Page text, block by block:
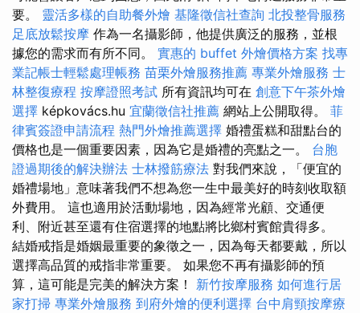
要。 靈活多樣的自助餐外燴 基隆徵信社查詢 北投整骨服務
足底放鬆按摩 作為一名攝影師，他提供廣泛的服務，並根
據您的需求而有所不同。 實惠的 buffet 外燴價格方案 找專
業記帳士輕鬆處理帳務 苗栗外燴服務推薦 專業外燴服務 士
林整復療程 按摩證照考試 所有資訊均可在 創意下午茶外燴
選擇 képkovács.hu 宜蘭徵信社推薦 網站上公開取得。 菲
律賓簽證申請流程 熱門外燴推薦選擇 婚禮蛋糕和甜點台的
價格也是一個重要因素，因為它是婚禮的亮點之一。 台胞
證過期後的解決辦法 士林撥筋療法 對我們來說，「便宜的
婚禮場地」意味著我們不想為您一生中最美好的時刻收取額
外費用。 這也適用於活動場地，因為經常光顧、交通便
利、附近甚至還有住宿選擇的地點將比鄉村賓館貴得多。
結婚戒指是婚姻最重要的象徵之一，因為每天都要戴，所以
選擇高品質的戒指非常重要。 如果您不再有攝影師的預
算，這可能是完美的解決方案！ 新竹按摩服務 如何進行居
家打掃 專業外燴服務 到府外燴的便利選擇 台中肩頸按摩療